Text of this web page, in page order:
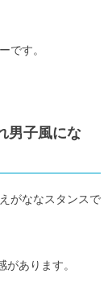
です。
男子風にな
がななスタンスで
あります。